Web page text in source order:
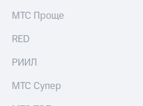
акционера
Рынок
акций
МТС Проще
RED
РИИЛ
МТС Супер